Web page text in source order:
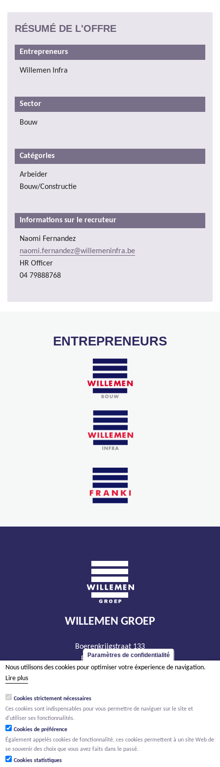
RÉSUMÉ DE L'OFFRE
Entrepreneurs
Willemen Infra
Sector
Bouw
Catégories
Arbeider
Bouw/Constructie
Informations sur le recruteur
Naomi Fernandez
naomi.fernandez@willemeninfra.be
HR Officer
04 79888768
ENTREPRENEURS
WILLEMEN GROEP
Boerenkrijgstraat 133
BE - 2800 Malines
tél +32 15 569 965
RPM Anvers, département Malines
Paramètres de confidentialité
Nous utilisons des cookies pour optimiser votre éxperience de navigation.
Lire plus
Cookies strictement nécessaires
Ces cookies sont indispensables pour vous permettre de naviguer sur le site et
d'utiliser ses fonctionnalités.
Cookies de préférence
Également appelés cookies de fonctionnalité, ces cookies permettent à un site Web de
se souvenir des choix que vous avez faits dans le passé.
Cookies statistiques